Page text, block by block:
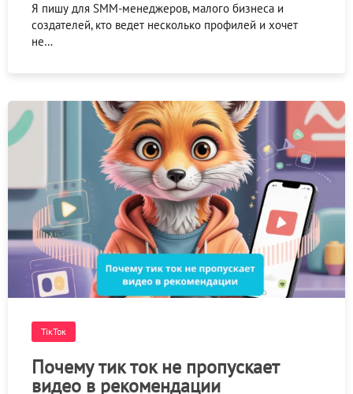
Я пишу для SMM-менеджеров, малого бизнеса и
создателей, кто ведет несколько профилей и хочет
не…
ТікТок
Почему тик ток не пропускает
видео в рекомендации